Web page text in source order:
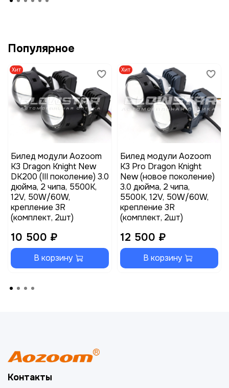
Популярное
Хит
Билед модули Aozoom
K3 Dragon Knight New
DK200 (III поколение) 3.0
дюйма, 2 чипа, 5500K,
12V, 50W/60W,
крепление 3R
(комплект, 2шт)
10 500 ₽
В корзину
Хит
Билед модули Aozoom
K3 Pro Dragon Knight
New (новое поколение)
3.0 дюйма, 2 чипа,
5500K, 12V, 50W/60W,
крепление 3R
(комплект, 2шт)
12 500 ₽
В корзину
Контакты